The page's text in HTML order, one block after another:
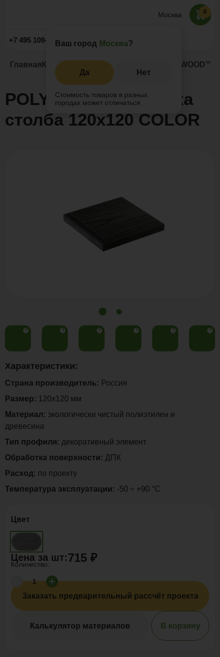
Москва
Ваш город Москва?
Да Нет
Стоимость товаров в разных
городах может отличаться
+7 495 109-52-09 Заказать звонок
0
Главная Каталог Заборы и ограждения POLYWOOD™
POLYWOOD™ крышка
столба 120х120 COLOR
? ? ? ? ? ?
Цвет
Цена за шт:715 ₽
Количество:
Заказать предварительный рассчёт проекта
Калькулятор материалов В корзину
Характеристики:
Страна производитель: Россия
Размер: 120х120 мм
Материал: экологически чистый полиэтилен и
древесина
Тип профиля: декоративный элемент
Обработка поверхности: ДПК
Расход: по проекту
Температура эксплуатации: -50 ÷ +90 °C